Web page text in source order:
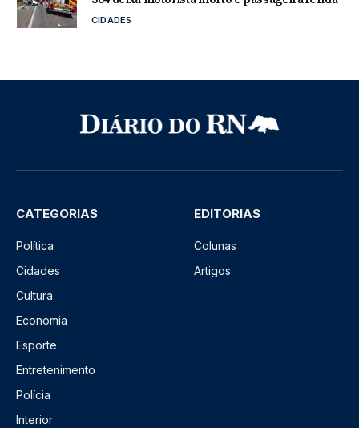
CIDADES
CATEGORIAS
Política
Cidades
Cultura
Economia
Esporte
Entretenimento
Polícia
Interior
EDITORIAS
Colunas
Artigos